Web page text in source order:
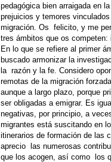
pedagógica bien arraigada en
prejuicios y temores
migración. Os felicito, y me
tres ámbitos que os competen:
En lo que se refiere al primer
buscado armonizar la
la razón y la fe. Considero
remotas de la migración
aunque a largo plazo, porque
ser obligadas a emigrar. Es
negativas, por principio, a
migrantes está suscitando en
itinerarios de formación de las
aprecio las numerosas
que los acogen, así como los